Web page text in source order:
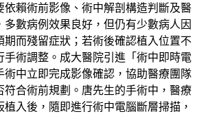
依賴術前影像、術中解剖構造判斷及醫
多數病例效果良好，但仍有少數病人因
期而殘留症狀；若術後確認植入位置不
手術調整。成大醫院引進「術中即時電
術中立即完成影像確認，協助醫療團隊
符合術前規劃。唐先生的手術中，醫療
植入後，隨即進行術中電腦斷層掃描，